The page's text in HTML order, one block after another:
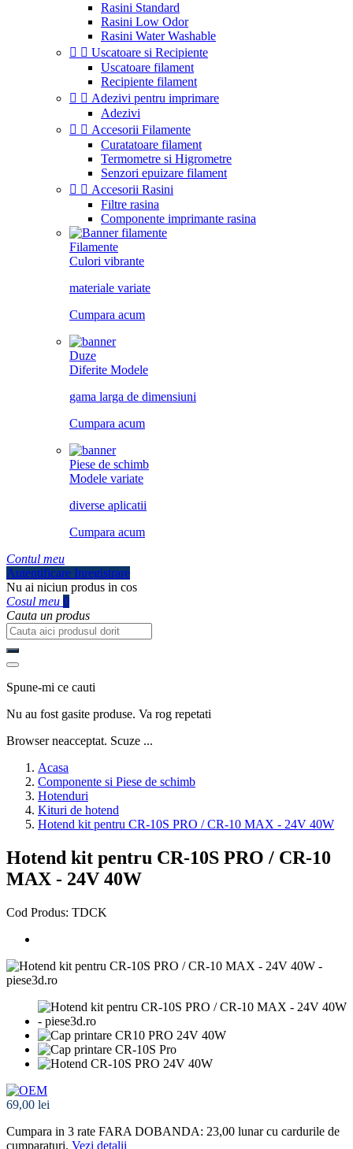
Rasini Standard
Rasini Low Odor
Rasini Water Washable
  Uscatoare si Recipiente
Uscatoare filament
Recipiente filament
  Adezivi pentru imprimare
Adezivi
  Accesorii Filamente
Curatatoare filament
Termometre si Higrometre
Senzori epuizare filament
  Accesorii Rasini
Filtre rasina
Componente imprimante rasina
Filamente
Culori vibrante
materiale variate
Cumpara acum
Duze
Diferite Modele
gama larga de dimensiuni
Cumpara acum
Piese de schimb
Modele variate
diverse aplicatii
Cumpara acum
Contul meu
Autentificare Inregistrare
Nu ai niciun produs in cos
Cosul meu 0
Cauta un produs
Spune-mi ce cauti
Nu au fost gasite produse. Va rog repetati
Browser neacceptat. Scuze ...
Acasa
Componente si Piese de schimb
Hotenduri
Kituri de hotend
Hotend kit pentru CR-10S PRO / CR-10 MAX - 24V 40W
Hotend kit pentru CR-10S PRO / CR-10
MAX - 24V 40W
Cod Produs: TDCK
69,00 lei
Cumpara in 3 rate FARA DOBANDA: 23,00 lunar cu cardurile de
cumparaturi. Vezi detalii